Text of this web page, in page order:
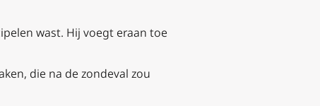
wast. Hij voegt eraan toe
die na de zondeval zou